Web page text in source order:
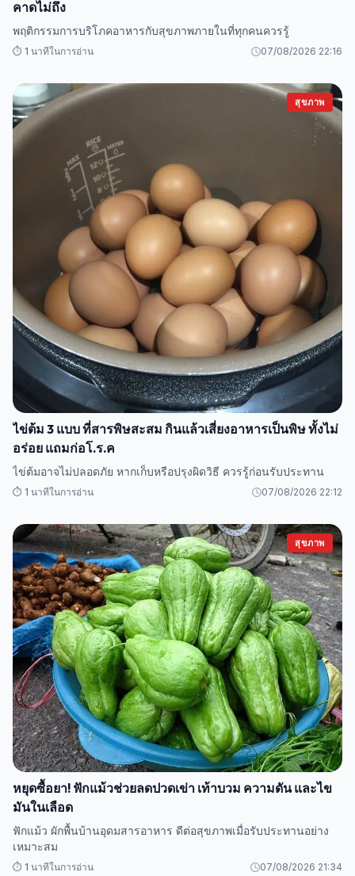
คาดไม่ถึง
พฤติกรรมการบริโภคอาหารกับสุขภาพภายในที่ทุกคนควรรู้
⏱️ 1 นาทีในการอ่าน 07/08/2026 22:16
สุขภาพ
ไข่ต้ม 3 แบบ ที่สารพิษสะสม กินแล้วเสี่ยงอาหารเป็นพิษ ทั้งไม่
อร่อย แถมก่อโ.ร.ค
ไข่ต้มอาจไม่ปลอดภัย หากเก็บหรือปรุงผิดวิธี ควรรู้ก่อนรับประทาน
⏱️ 1 นาทีในการอ่าน 07/08/2026 22:12
สุขภาพ
หยุดซื้อยา! ฟักแม้วช่วยลดปวดเข่า เท้าบวม ความดัน และไข
มันในเลือด
ฟักแม้ว ผักพื้นบ้านอุดมสารอาหาร ดีต่อสุขภาพเมื่อรับประทานอย่าง
เหมาะสม
⏱️ 1 นาทีในการอ่าน 07/08/2026 21:34